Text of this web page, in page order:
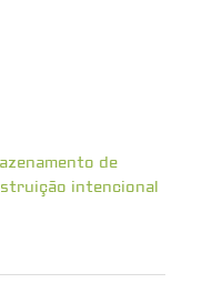
de
intencional